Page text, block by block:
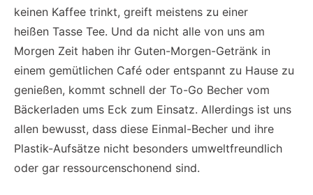
keinen Kaffee trinkt, greift meistens zu einer
heißen Tasse Tee. Und da nicht alle von uns am
Morgen Zeit haben ihr Guten-Morgen-Getränk in
einem gemütlichen Café oder entspannt zu Hause zu
genießen, kommt schnell der To-Go Becher vom
Bäckerladen ums Eck zum Einsatz. Allerdings ist uns
allen bewusst, dass diese Einmal-Becher und ihre
Plastik-Aufsätze nicht besonders umweltfreundlich
oder gar ressourcenschonend sind.